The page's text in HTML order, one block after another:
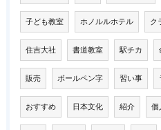
子ども教室 ホノルルホテル ク
住吉大社 書道教室 駅チカ
販売 ボールペン字 習い事
おすすめ 日本文化 紹介 個